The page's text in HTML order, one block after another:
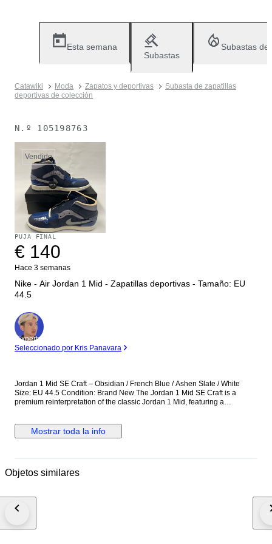
Esta semana
Subastas
Subastas
Catawiki Moda Zapatos y deportivas
Subasta de zapatillas
deportivas de colección
N.º 105198763
Vendido
PUJA FINAL
€ 140
Hace 3 semanas
Nike - Air Jordan 1 Mid - Zapatillas deportivas - Tamaño: EU
44.5
Experto
Seleccionado por Kris Panavara
Jordan 1 Mid SE Craft – Obsidian / French Blue / Ashen Slate / White
Size: EU 44.5 Condition: Brand New The Jordan 1 Mid SE Craft is a
premium reinterpretation of the classic Jordan 1 Mid, featuring a
offering a stylish and contemporary look. Perfect for collectors and
sneaker enthusiasts seeking a unique and wearable Jordan 1. Details:
Slate / White Size: EU 44.5 Condition: Brand new, never worn Multi-
support and style Cushioned insole for comfort Iconic Air Jordan Wings
Mostrar toda la info
Objetos similares